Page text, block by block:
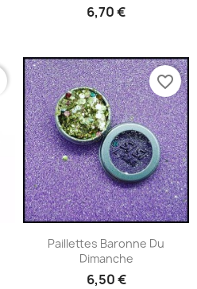
6,70 €
Paillettes Baronne Du
Dimanche
6,50 €
favorite_border